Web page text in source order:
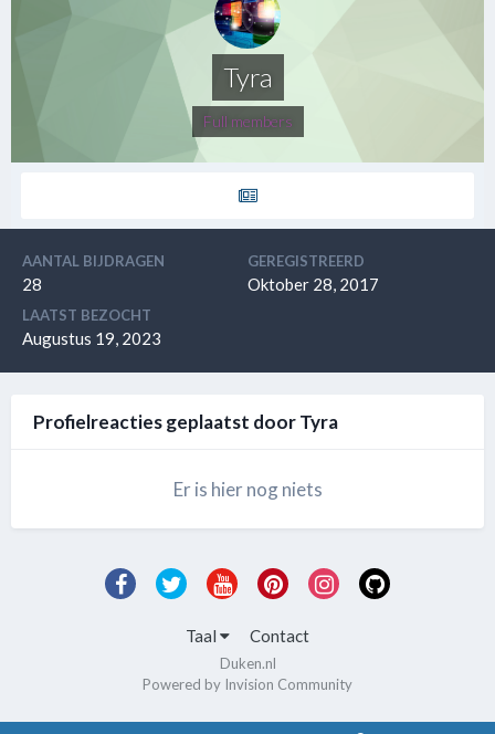
Tyra
Full members
AANTAL BIJDRAGEN
28
GEREGISTREERD
Oktober 28, 2017
LAATST BEZOCHT
Augustus 19, 2023
Profielreacties geplaatst door Tyra
Er is hier nog niets
Taal Contact
Duken.nl
Powered by Invision Community